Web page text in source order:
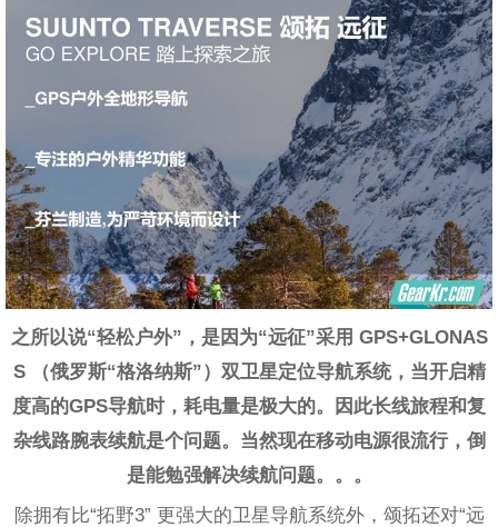
之所以说“轻松户外”， 是因为“远征”采用 GPS+GLONAS
S （俄罗斯“格洛纳斯”）双卫星定位导航系统，当开启精
度高的GPS导航时，耗电量是极大的。因此长线旅程和复
杂线路腕表续航是个问题。当然现在移动电源很流行，倒
是能勉强解决续航问题。。。
除拥有比“拓野3” 更强大的卫星导航系统外，颂拓还对“远